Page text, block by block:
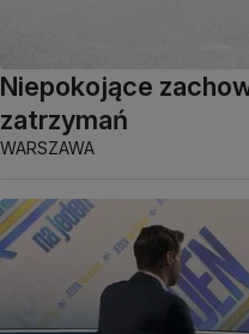
Niepokojące
zatrzymań
WARSZAWA